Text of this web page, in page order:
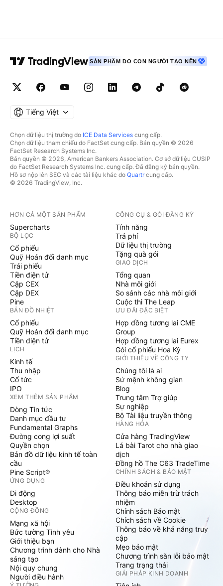
SẢN PHẨM DO CON NGƯỜI TẠO NÊN
Tiếng Việt
Chọn dữ liệu thị trường do ICE Data Services cung cấp.
Chọn dữ liệu tham chiếu do FactSet cung cấp. Bản quyền © 2026
FactSet Research Systems Inc.
Bản quyền © 2026, American Bankers Association. Cơ sở dữ liệu CUSIP
do FactSet Research Systems Inc. cung cấp. Đã đăng ký bản quyền.
Hồ sơ nộp lên SEC và các tài liệu khác do Quartrcung cấp.
© 2026 TradingView, Inc.
HƠN CẢ MỘT SẢN PHẨM
Supercharts
BỘ LỌC
Cổ phiếu
Quỹ Hoán đổi danh mục
Trái phiếu
Tiền điện tử
Cặp CEX
Cặp DEX
Pine
BẢN ĐỒ NHIỆT
Cổ phiếu
Quỹ Hoán đổi danh mục
Tiền điện tử
LỊCH
Kinh tế
Thu nhập
Cổ tức
IPO
XEM THÊM SẢN PHẨM
Dòng Tin tức
Danh mục đầu tư
Fundamental Graphs
Đường cong lợi suất
Quyền chọn
Bản đồ dữ liệu kinh tế toàn
cầu
Pine Script®
ỨNG DỤNG
Di động
Desktop
CỘNG ĐỒNG
Mạng xã hội
Bức tường Tình yêu
Giới thiệu bạn
Chương trình dành cho Nhà
sáng tạo
Nội quy chung
Người điều hành
CÔNG CỤ & GÓI ĐĂNG KÝ
Tính năng
Trả phí
Dữ liệu thị trường
Tặng quà gói
GIAO DỊCH
Tổng quan
Nhà môi giới
So sánh các nhà môi giới
Cuộc thi The Leap
ƯU ĐÃI ĐẶC BIỆT
Hợp đồng tương lai CME
Group
Hợp đồng tương lai Eurex
Gói cổ phiếu Hoa Kỳ
GIỚI THIỆU VỀ CÔNG TY
Chúng tôi là ai
Sứ mệnh không gian
Blog
Trung tâm Trợ giúp
Sự nghiệp
Bộ Tài liệu truyền thông
HÀNG HÓA
Cửa hàng TradingView
Lá bài Tarot cho nhà giao
dịch
Đồng hồ The C63 TradeTime
CHÍNH SÁCH & BẢO MẬT
Điều khoản sử dụng
Thông báo miễn trừ trách
nhiệm
Chính sách Bảo mật
Chích sách về Cookie
Thông báo về khả năng truy
cập
Mẹo bảo mật
Chương trình săn lỗi bảo mật
Trang trạng thái
GIẢI PHÁP KINH DOANH